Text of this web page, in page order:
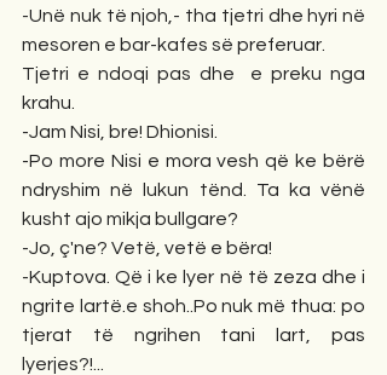
-Unë nuk të njoh,- tha tjetri dhe hyri në
mesoren e bar-kafes së preferuar.
Tjetri e ndoqi pas dhe  e preku nga
krahu.
-Jam Nisi, bre! Dhionisi.
-Po more Nisi e mora vesh që ke bërë
ndryshim në lukun tënd. Ta ka vënë
kusht ajo mikja bullgare?
-Jo, ç'ne? Vetë, vetë e bëra!
-Kuptova. Që i ke lyer në të zeza dhe i
ngrite lartë.e shoh..Po nuk më thua: po
tjerat të ngrihen tani lart, pas
lyerjes?!...